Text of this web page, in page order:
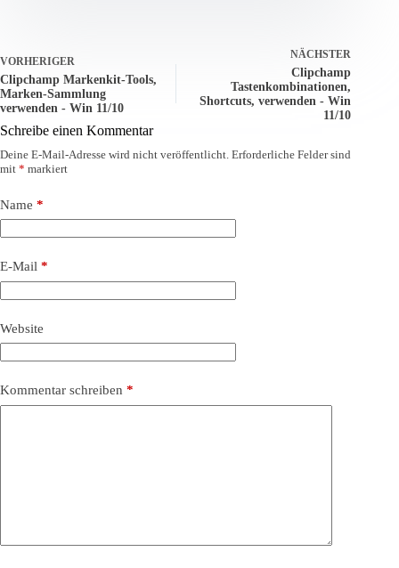
VORHERIGER
Clipchamp Markenkit-Tools,
Marken-Sammlung
verwenden - Win 11/10
NÄCHSTER
Clipchamp
Tastenkombinationen,
Shortcuts, verwenden - Win
11/10
Schreibe einen Kommentar
Deine E-Mail-Adresse wird nicht veröffentlicht. Erforderliche Felder sind
mit * markiert
Name *
E-Mail *
Website
Kommentar schreiben *